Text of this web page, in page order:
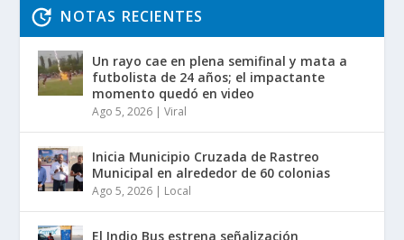
NOTAS RECIENTES
Un rayo cae en plena semifinal y mata a
futbolista de 24 años; el impactante
momento quedó en video
Ago 5, 2026 |Viral
Inicia Municipio Cruzada de Rastreo
Municipal en alrededor de 60 colonias
Ago 5, 2026 | Local
El Indio Bus estrena señalización